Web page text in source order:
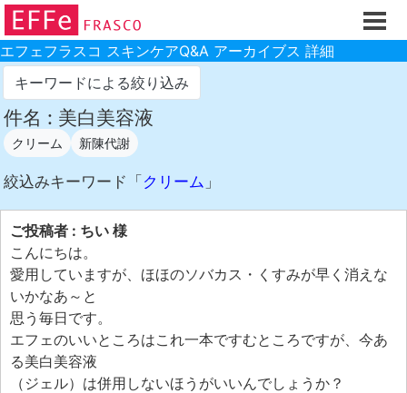
ホーム
ご注文フォーム
初回割引
製品のご案内
お買い物ガイド
スキンケアQ&Aアーカイブス
製品レビュー
スキンケア基礎講座
コスメ辞典 化粧品成分検索
ご購入履歴
ご登録情報
ご紹介(アフェリエイト)制度
エフェフラスコ スキンケアQ&A アーカイブス 詳細
キーワードによる絞り込み
件名 : 美白美容液
クリーム 新陳代謝
絞込みキーワード「 クリーム 」
ご投稿者 : ちい 様
こんにちは。
愛用していますが、ほほのソバカス・くすみが早く消えな
いかなあ～と
思う毎日です。
エフェのいいところはこれ一本ですむところですが、今あ
る美白美容液
（ジェル）は併用しないほうがいいんでしょうか？